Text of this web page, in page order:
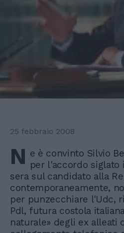
25 febbraio 2008
N e è convinto Silvio
per l'accordo siglato
sera sul candidato alla
contemporaneamente,
per punzecchiare l'Udc,
Pdl, futura costola
naturale» degli ex alleati